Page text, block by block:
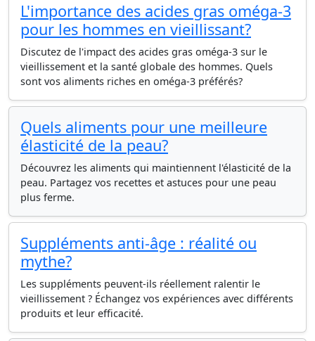
L'importance des acides gras oméga-3
pour les hommes en vieillissant?
Discutez de l'impact des acides gras oméga-3 sur le
vieillissement et la santé globale des hommes. Quels
sont vos aliments riches en oméga-3 préférés?
Quels aliments pour une meilleure
élasticité de la peau?
Découvrez les aliments qui maintiennent l'élasticité de la
peau. Partagez vos recettes et astuces pour une peau
plus ferme.
Suppléments anti-âge : réalité ou
mythe?
Les suppléments peuvent-ils réellement ralentir le
vieillissement ? Échangez vos expériences avec différents
produits et leur efficacité.